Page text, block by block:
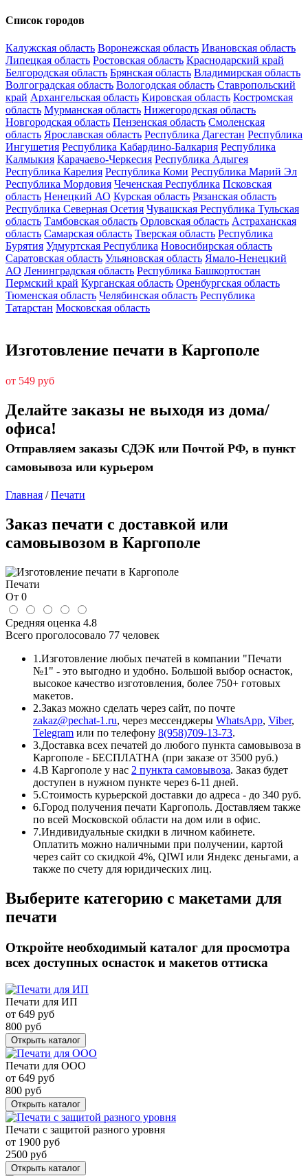
Список городов
Калужская область Воронежская область Ивановская область
Липецкая область Ростовская область Краснодарский край
Белгородская область Брянская область Владимирская область
Волгоградская область Вологодская область Ставропольский
край Архангельская область Кировская область Костромская
область Мурманская область Нижегородская область
Новгородская область Пензенская область Смоленская
область Ярославская область Республика Дагестан Республика
Ингушетия Республика Кабардино-Балкария Республика
Калмыкия Карачаево-Черкесия Республика Адыгея
Республика Карелия Республика Коми Республика Марий Эл
Республика Мордовия Чеченская Республика Псковская
область Ненецкий АО Курская область Рязанская область
Республика Северная Осетия Чувашская Республика Тульская
область Тамбовская область Орловская область Астраханская
область Самарская область Тверская область Республика
Бурятия Удмуртская Республика Новосибирская область
Саратовская область Ульяновская область Ямало-Ненецкий
АО Ленинградская область Республика Башкортостан
Пермский край Курганская область Оренбургская область
Тюменская область Челябинская область Республика
Татарстан Московская область
Изготовление печати в Каргополе
от 549 руб
Делайте заказы не выходя из дома/
офиса!
Отправляем заказы СДЭК или Почтой РФ, в пункт
самовывоза или курьером
Главная /Печати
Заказ печати с доставкой или
самовывозом в Каргополе
Печати
От 0
Средняя оценка 4.8
Всего проголосовало 77 человек
1.Изготовление любых печатей в компании "Печати
№1" - это выгодно и удобно. Большой выбор оснасток,
высокое качество изготовления, более 750+ готовых
макетов.
2.Заказ можно сделать через сайт, по почте
zakaz@pechat-1.ru, через мессенджеры WhatsApp, Viber,
Telegram или по телефону 8(958)709-13-73.
3.Доставка всех печатей до любого пункта самовывоза в
Каргополе - БЕСПЛАТНА (при заказе от 3500 руб.)
4.В Каргополе у нас 2 пункта самовывоза. Заказ будет
доступен в нужном пункте через 6-11 дней.
5.Стоимость курьерской доставки до адреса - до 340 руб.
6.Город получения печати Каргополь. Доставляем также
по всей Московской области на дом или в офис.
7.Индивидуальные скидки в личном кабинете.
Оплатить можно наличными при получении, картой
через сайт со скидкой 4%, QIWI или Яндекс деньгами, а
также по счету для юридических лиц.
Выберите категорию с макетами для
печати
Откройте необходимый каталог для просмотра
всех доступных оснасток и макетов оттиска
Печати для ИП
от 649 руб
800 руб
Открыть каталог
Печати для ООО
от 649 руб
800 руб
Открыть каталог
Печати с защитой разного уровня
от 1900 руб
2500 руб
Открыть каталог